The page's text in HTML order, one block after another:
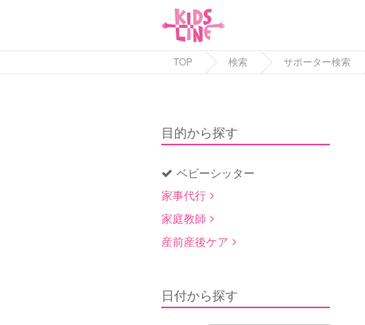
TOP 検索 サポーター検索
目的から探す
ベビーシッター
家事代行
家庭教師
産前産後ケア
日付から探す